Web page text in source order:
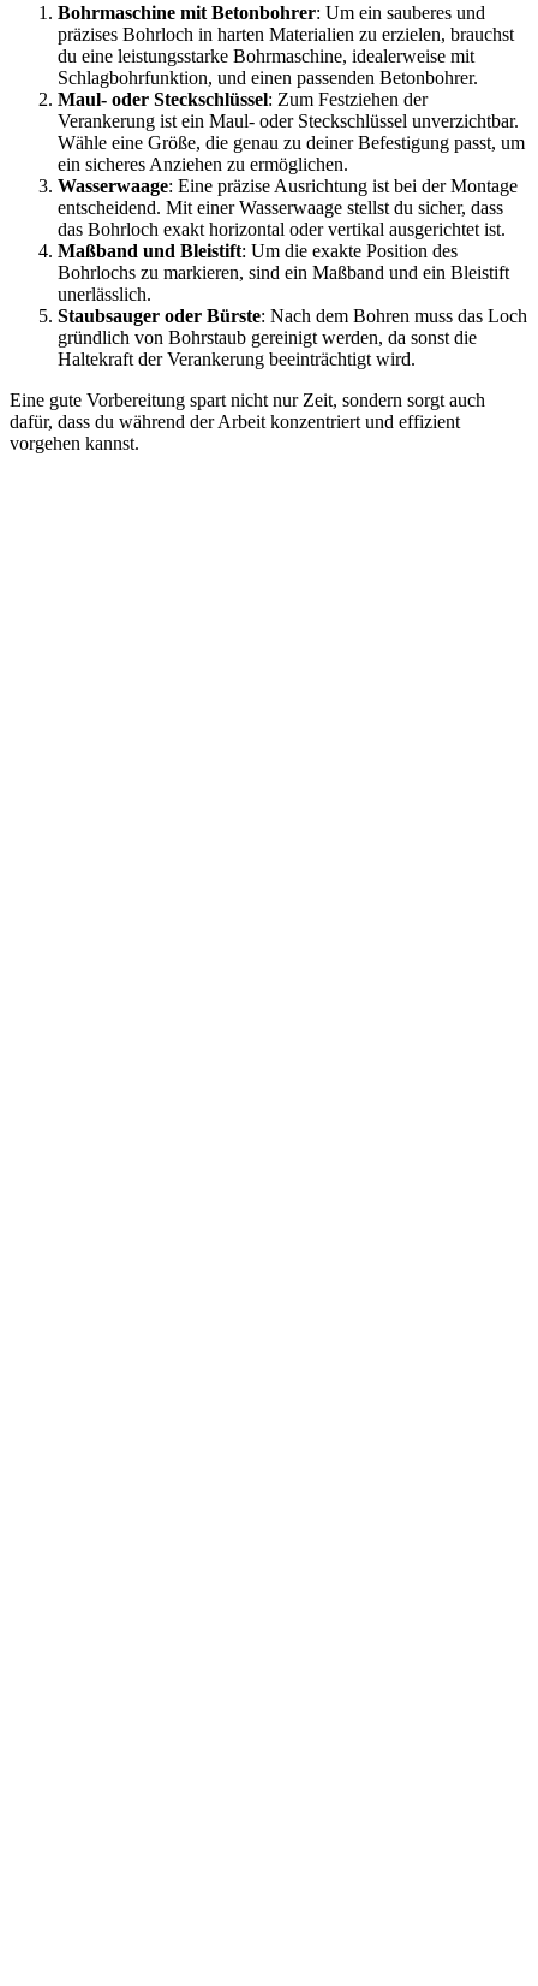
Bohrmaschine mit Betonbohrer: Um ein sauberes und
präzises Bohrloch in harten Materialien zu erzielen, brauchst
du eine leistungsstarke Bohrmaschine, idealerweise mit
Schlagbohrfunktion, und einen passenden Betonbohrer.
Maul- oder Steckschlüssel: Zum Festziehen der
Verankerung ist ein Maul- oder Steckschlüssel unverzichtbar.
Wähle eine Größe, die genau zu deiner Befestigung passt, um
ein sicheres Anziehen zu ermöglichen.
Wasserwaage: Eine präzise Ausrichtung ist bei der Montage
entscheidend. Mit einer Wasserwaage stellst du sicher, dass
das Bohrloch exakt horizontal oder vertikal ausgerichtet ist.
Maßband und Bleistift: Um die exakte Position des
Bohrlochs zu markieren, sind ein Maßband und ein Bleistift
unerlässlich.
Staubsauger oder Bürste: Nach dem Bohren muss das Loch
gründlich von Bohrstaub gereinigt werden, da sonst die
Haltekraft der Verankerung beeinträchtigt wird.
Eine gute Vorbereitung spart nicht nur Zeit, sondern sorgt auch
dafür, dass du während der Arbeit konzentriert und effizient
vorgehen kannst.